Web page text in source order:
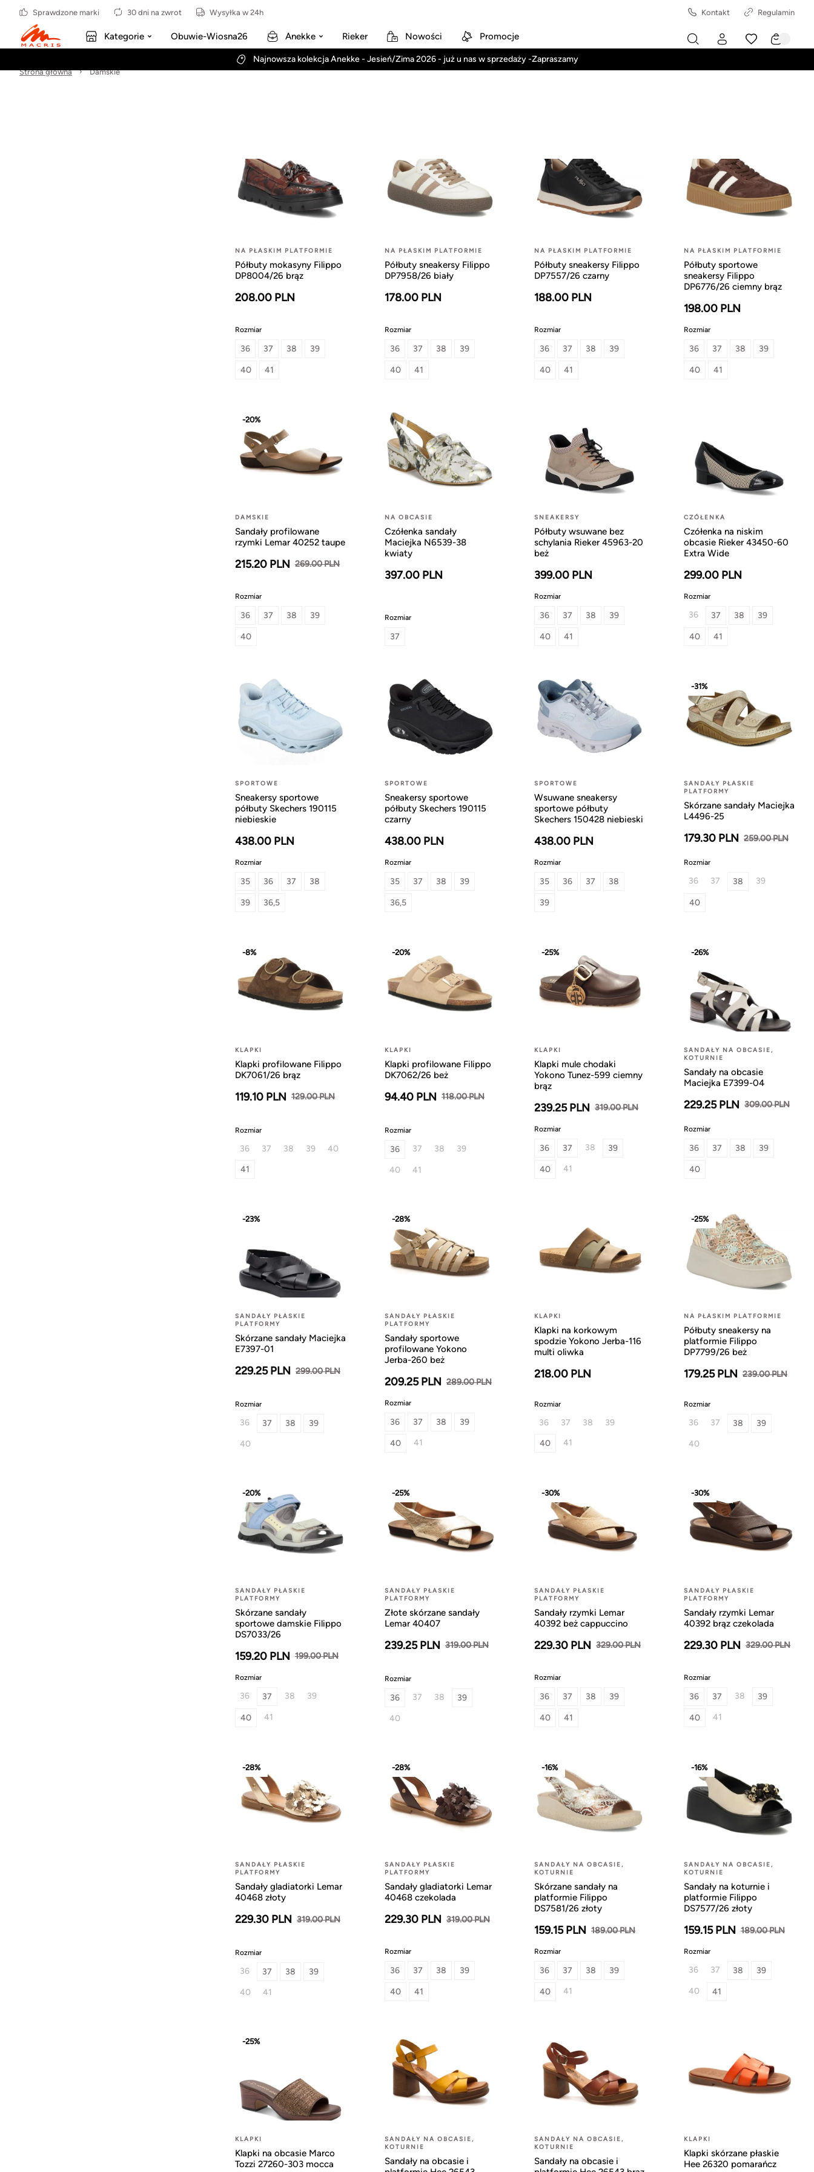
Sprawdzone marki 30 dni na zwrot Wysyłka w 24h Kontakt Regulamin
Kategorie Obuwie-Wiosna26 Anekke Rieker Nowości Promocje
Najnowsza kolekcja Anekke - Jesień/Zima 2026 - już u nas w sprzedaży -Zapraszamy
Strona główna Damskie
NA PŁASKIM PLATFORMIE
Półbuty mokasyny Filippo
DP8004/26 brąz
208.00 PLN
Rozmiar
36 37 38 39
40 41
NA PŁASKIM PLATFORMIE
Półbuty sneakersy Filippo
DP7958/26 biały
178.00 PLN
Rozmiar
36 37 38 39
40 41
NA PŁASKIM PLATFORMIE
Półbuty sneakersy Filippo
DP7557/26 czarny
188.00 PLN
Rozmiar
36 37 38 39
40 41
NA PŁASKIM PLATFORMIE
Półbuty sportowe
sneakersy Filippo
DP6776/26 ciemny brąz
198.00 PLN
Rozmiar
36 37 38 39
40 41
-20%
DAMSKIE
Sandały profilowane
rzymki Lemar 40252 taupe
215.20 PLN 269.00 PLN
Rozmiar
36 37 38 39
40
NA OBCASIE
Czółenka sandały
Maciejka N6539-38
kwiaty
397.00 PLN
Rozmiar
37
SNEAKERSY
Półbuty wsuwane bez
schylania Rieker 45963-20
beż
399.00 PLN
Rozmiar
36 37 38 39
40 41
CZÓŁENKA
Czółenka na niskim
obcasie Rieker 43450-60
Extra Wide
299.00 PLN
Rozmiar
36 37 38 39
40 41
SPORTOWE
Sneakersy sportowe
półbuty Skechers 190115
niebieskie
438.00 PLN
Rozmiar
35 36 37 38
39 36,5
SPORTOWE
Sneakersy sportowe
półbuty Skechers 190115
czarny
438.00 PLN
Rozmiar
35 37 38 39
36,5
SPORTOWE
Wsuwane sneakersy
sportowe półbuty
Skechers 150428 niebieski
438.00 PLN
Rozmiar
35 36 37 38
39
-31%
SANDAŁY PŁASKIE
PLATFORMY
Skórzane sandały Maciejka
L4496-25
179.30 PLN 259.00 PLN
Rozmiar
36 37 38 39
40
-8%
KLAPKI
Klapki profilowane Filippo
DK7061/26 brąz
119.10 PLN 129.00 PLN
Rozmiar
36 37 38 39
40
41
-20%
KLAPKI
Klapki profilowane Filippo
DK7062/26 beż
94.40 PLN 118.00 PLN
Rozmiar
36 37 38 39
40 41
-25%
KLAPKI
Klapki mule chodaki
Yokono Tunez-599 ciemny
brąz
239.25 PLN 319.00 PLN
Rozmiar
36 37 38 39
40 41
-26%
SANDAŁY NA OBCASIE,
KOTURNIE
Sandały na obcasie
Maciejka E7399-04
229.25 PLN 309.00 PLN
Rozmiar
36 37 38 39
40
-23%
SANDAŁY PŁASKIE
PLATFORMY
Skórzane sandały Maciejka
E7397-01
229.25 PLN 299.00 PLN
Rozmiar
36 37 38
39
40
-28%
SANDAŁY PŁASKIE
PLATFORMY
Sandały sportowe
profilowane Yokono
Jerba-260 beż
209.25 PLN 289.00 PLN
Rozmiar
36 37 38 39
40 41
KLAPKI
Klapki na korkowym
spodzie Yokono Jerba-116
multi oliwka
218.00 PLN
Rozmiar
36 37 38
39
40
41
-25%
NA PŁASKIM PLATFORMIE
Półbuty sneakersy na
platformie Filippo
DP7799/26 beż
179.25 PLN 239.00 PLN
Rozmiar
36 37 38
39
40
-20%
SANDAŁY PŁASKIE
PLATFORMY
Skórzane sandały
sportowe damskie Filippo
DS7033/26
159.20 PLN 199.00 PLN
Rozmiar
36 37 38 39
40 41
-25%
SANDAŁY PŁASKIE
PLATFORMY
Złote skórzane sandały
Lemar 40407
239.25 PLN 319.00 PLN
Rozmiar
36 37 38
39
40
-30%
SANDAŁY PŁASKIE
PLATFORMY
Sandały rzymki Lemar
40392 beż cappuccino
229.30 PLN 329.00 PLN
Rozmiar
36 37 38 39
40 41
-30%
SANDAŁY PŁASKIE
PLATFORMY
Sandały rzymki Lemar
40392 brąz czekolada
229.30 PLN 329.00 PLN
Rozmiar
36 37 38 39
40 41
-28%
SANDAŁY PŁASKIE
PLATFORMY
Sandały gladiatorki Lemar
40468 złoty
229.30 PLN 319.00 PLN
Rozmiar
36 37 38
39
40
41
-28%
SANDAŁY PŁASKIE
PLATFORMY
Sandały gladiatorki Lemar
40468 czekolada
229.30 PLN 319.00 PLN
Rozmiar
36 37 38 39
40 41
-16%
SANDAŁY NA OBCASIE,
KOTURNIE
Skórzane sandały na
platformie Filippo
DS7581/26 złoty
159.15 PLN 189.00 PLN
Rozmiar
36 37 38 39
40 41
-16%
SANDAŁY NA OBCASIE,
KOTURNIE
Sandały na koturnie i
platformie Filippo
DS7577/26 złoty
159.15 PLN 189.00 PLN
Rozmiar
36 37 38
39
40
41
-25%
KLAPKI
Klapki na obcasie Marco
Tozzi 27260-303 mocca
SANDAŁY NA OBCASIE,
KOTURNIE
Sandały na obcasie i
SANDAŁY NA OBCASIE,
KOTURNIE
Sandały na obcasie i
KLAPKI
Klapki skórzane płaskie
Hee 26320 pomarańcz